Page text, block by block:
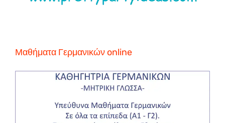
Μαθήματα Γερμανικών online